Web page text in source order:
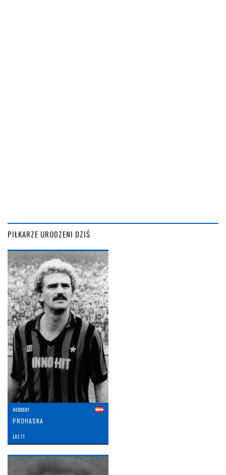
PIŁKARZE URODZENI DZIŚ
HERBERT
PROHASKA
LAT: 71